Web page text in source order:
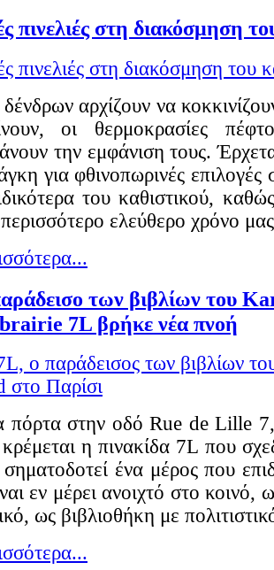
πινελιές στη διακόσμηση
αρχίζουν να
οι θερμοκρασίες
την εμφάνιση τους.
για φθινοπωρινές
του καθιστικού,
ελεύθερο χρόνο
των βιβλίων του
7L βρήκε νέα πνοή
στην οδό Rue de Lille 7,
η πινακίδα 7L που
ένα μέρος που
εν μέρει ανοιχτό στο κοινό,
ως βιβλιοθήκη με